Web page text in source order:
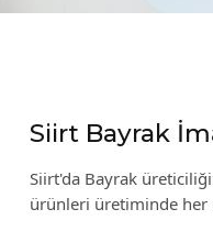
Siirt Bayrak
Siirt'da Bayrak
ürünleri üretiminde her